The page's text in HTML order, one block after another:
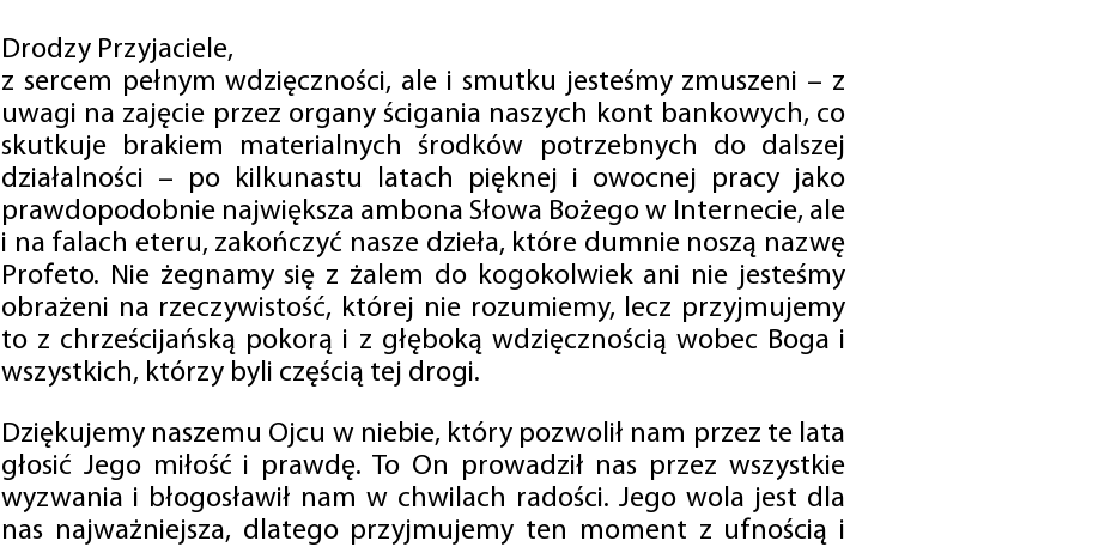
Drodzy Przyjaciele,
z sercem pełnym wdzięczności, ale i smutku jesteśmy zmuszeni – z
uwagi na zajęcie przez organy ścigania naszych kont bankowych, co
skutkuje brakiem materialnych środków potrzebnych do dalszej
działalności – po kilkunastu latach pięknej i owocnej pracy jako
prawdopodobnie największa ambona Słowa Bożego w Internecie, ale
i na falach eteru, zakończyć nasze dzieła, które dumnie noszą nazwę
Profeto. Nie żegnamy się z żalem do kogokolwiek ani nie jesteśmy
obrażeni na rzeczywistość, której nie rozumiemy, lecz przyjmujemy
to z chrześcijańską pokorą i z głęboką wdzięcznością wobec Boga i
wszystkich, którzy byli częścią tej drogi.
Dziękujemy naszemu Ojcu w niebie, który pozwolił nam przez te lata
głosić Jego miłość i prawdę. To On prowadził nas przez wszystkie
wyzwania i błogosławił nam w chwilach radości. Jego wola jest dla
nas najważniejsza, dlatego przyjmujemy ten moment z ufnością i